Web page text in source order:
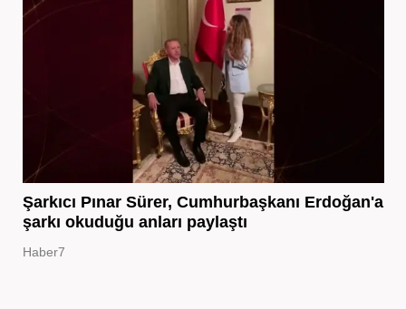
Şarkıcı Pınar Sürer, Cumhurbaşkanı Erdoğan'a
şarkı okuduğu anları paylaştı
Haber7